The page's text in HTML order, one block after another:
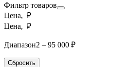
Фильтр товаров
Цена, ₽
Цена, ₽
Диапазон2 – 95 000 ₽
Сбросить